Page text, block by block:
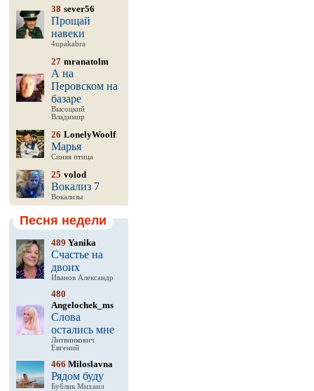
38 sever56
Прощай
навеки
4upakabra
27 mranatolm
А на
Перовском на
базаре
Высоцкий
Владимир
26 LonelyWoolf
Марья
Синяя птица
25 volod
Вокализ 7
Вокализы
Песня недели
489 Yanika
Счастье на
двоих
Иванов Александр
480
Angelochek_ms
Слова
остались мне
Литвинкович
Евгений
466 Miloslavna
Рядом буду
Бублик Михаил